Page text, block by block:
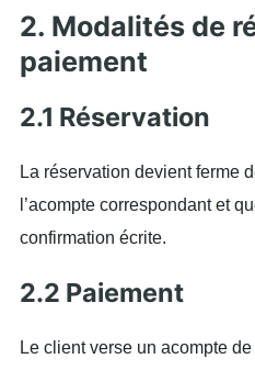
2. Modalités de
paiement
2.1 Réservation
La réservation devient ferme
l’acompte correspondant et
confirmation écrite.
2.2 Paiement
Le client verse un acompte de